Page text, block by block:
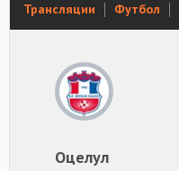
Трансляции Футбол
Оцелул